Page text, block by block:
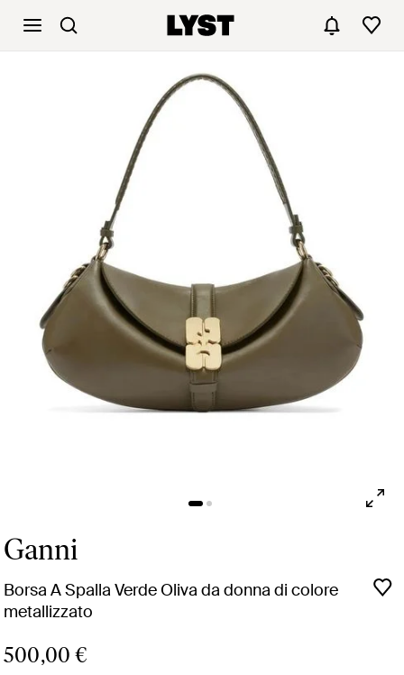
Ganni
Borsa A Spalla Verde Oliva da donna di colore
metallizzato
500,00 €